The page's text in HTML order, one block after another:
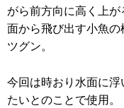
がら前方向に高く上
面から飛び出す小魚
ツグン。
今回は時おり水面に
たいとのことで使用。